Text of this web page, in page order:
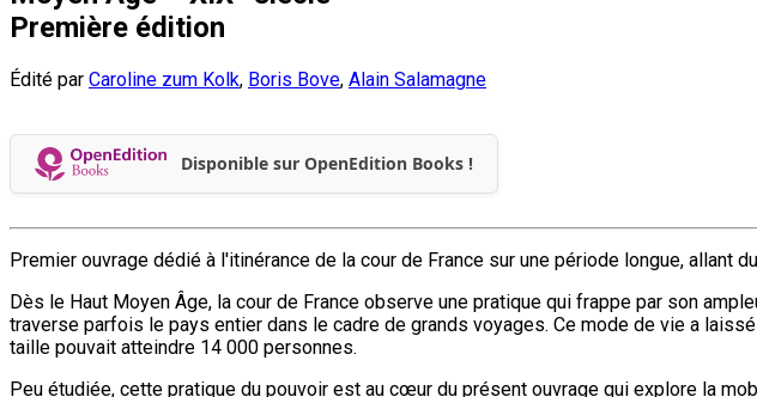
Première édition
Édité par Caroline zum Kolk, Boris Bove, Alain Salamagne
Disponible sur OpenEdition Books !
Premier ouvrage dédié à l'itinérance de la cour de France sur une période longue, allant
Dès le Haut Moyen Âge, la cour de France observe une pratique qui frappe par son
traverse parfois le pays entier dans le cadre de grands voyages. Ce mode de vie a
taille pouvait atteindre 14 000 personnes.
Peu étudiée, cette pratique du pouvoir est au cœur du présent ouvrage qui explore la